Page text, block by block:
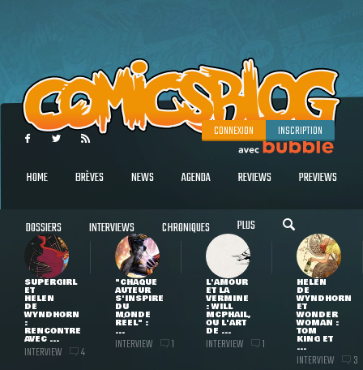
CONNEXION INSCRIPTION
HOME BRÈVES NEWS AGENDA REVIEWS PREVIEWS
DOSSIERS INTERVIEWS CHRONIQUES PLUS
SUPERGIRL
ET
HELEN
DE
WYNDHORN
:
RENCONTRE
AVEC ...
INTERVIEW 4
"CHAQUE
AUTEUR
S'INSPIRE
DU
MONDE
RÉEL" :
...
INTERVIEW 1
L'AMOUR
ET LA
VERMINE
: WILL
MCPHAIL,
OU L'ART
DE ...
INTERVIEW 1
HELEN
DE
WYNDHORN
ET
WONDER
WOMAN :
TOM
KING ET
...
INTERVIEW 3